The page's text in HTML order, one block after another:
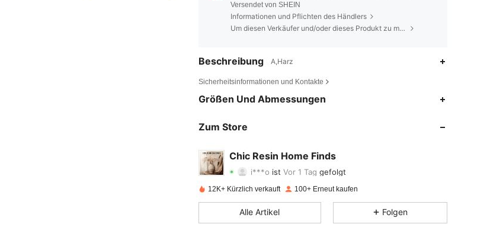
Versendet von SHEIN
Informationen und Pflichten des Händlers
Um diesen Verkäufer und/oder dieses Produkt zu melden
Beschreibung A,Harz
Sicherheitsinformationen und Kontakte
Größen Und Abmessungen
Zum Store
Chic Resin Home Finds
4,47
4,47 Bewertung 45 Artikel 401
4,47 45 401
12K+ Kürzlich verkauft 100+ Erneut kaufen
Alle Artikel Folgen